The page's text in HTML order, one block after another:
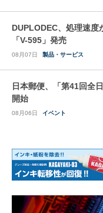
DUPLODEC、処理速度
「V-595」発売
08月07日 製品・サービス
日本郵便、「第41回全
開始
08月06日 イベント